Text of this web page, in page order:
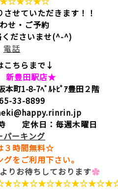
せていただきます！！
せ・ご予約
くださいませ(^-^)
こちらまで↓
豊田駅店★
町1-8-7ﾍﾞﾙﾄﾋﾟｱ豊田２階
33-8899
定休日：毎週木曜日
３時間無料☆
をご利用下さい。
りお待ちしております✿